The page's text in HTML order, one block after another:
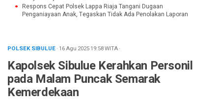
Respons Cepat Polsek Lappa Riaja Tangani Dugaan
Penganiayaan Anak, Tegaskan Tidak Ada Penolakan Laporan
POLSEK SIBULUE· 16 Agu 202519:58WITA·
Kapolsek Sibulue Kerahkan Personil
pada Malam Puncak Semarak
Kemerdekaan